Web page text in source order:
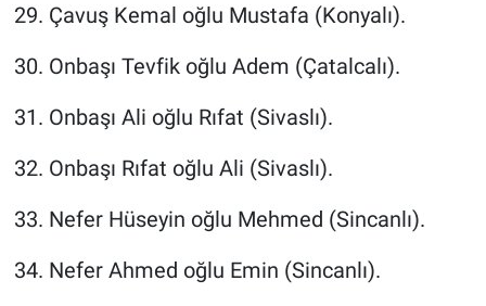
29. Çavuş Kemal oğlu Mustafa (Konyalı).
30. Onbaşı Tevfik oğlu Adem (Çatalcalı).
31. Onbaşı Ali oğlu Rıfat (Sivaslı).
32. Onbaşı Rıfat oğlu Ali (Sivaslı).
33. Nefer Hüseyin oğlu Mehmed (Sincanlı).
34. Nefer Ahmed oğlu Emin (Sincanlı).